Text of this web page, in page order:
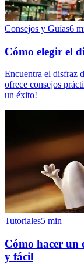
Consejos y Guías6
Cómo elegir el
Encuentra el disfraz
ofrece consejos
un éxito!
Tutoriales5 min
Cómo hacer un
y fácil